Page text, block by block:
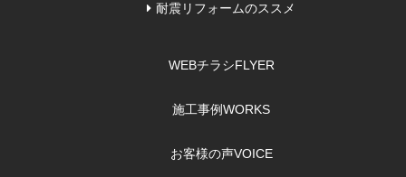
耐震リフォームのススメ
WEBチラシFLYER
施工事例WORKS
お客様の声VOICE